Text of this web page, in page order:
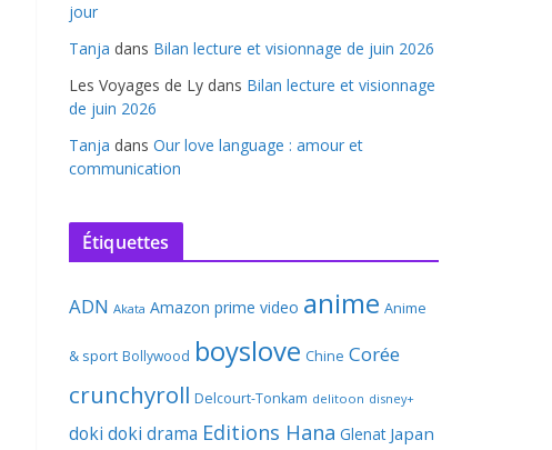
jour
Tanja dans Bilan lecture et visionnage de juin 2026
Les Voyages de Ly dans Bilan lecture et visionnage
de juin 2026
Tanja dans Our love language : amour et
communication
Étiquettes
ADN Akata Amazon prime video anime Anime
& sport Bollywood boyslove Chine Corée
crunchyroll Delcourt-Tonkam delitoon disney+
doki doki drama Editions Hana Glenat Japan